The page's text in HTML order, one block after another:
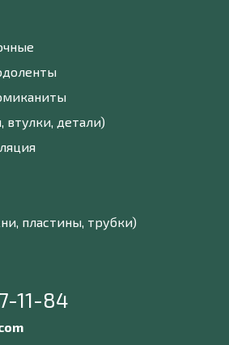
детали)
пластины, трубки)
11-84